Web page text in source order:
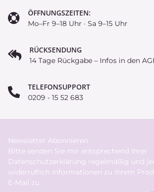
ÖFFNUNGSZEITEN:
Mo–Fr 9–18 Uhr · Sa 9–15 Uhr
RÜCKSENDUNG
14 Tage Rückgabe – Infos in den
TELEFONSUPPORT
0209 - 15 52 683
Newsletter Abonnieren
Bitte senden Sie mir entsprechend Ihrer
Datenschutzerklärung regelmäßig und
widerruflich Informationen zu Ihrem
E-Mail zu.